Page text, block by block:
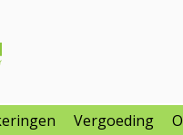
Vergoeding